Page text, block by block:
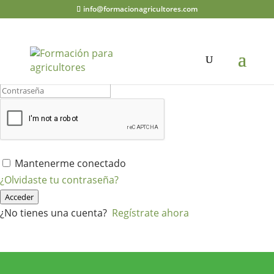
info@formacionagricultores.com
¡Hola, bienvenido de nuevo!
Mantenerme conectado
¿Olvidaste tu contraseña?
Acceder
¿No tienes una cuenta? Regístrate ahora